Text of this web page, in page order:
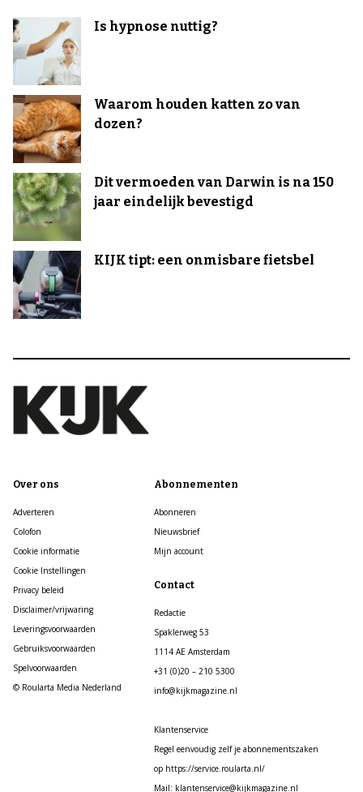
Is hypnose nuttig?
Waarom houden katten zo van
dozen?
Dit vermoeden van Darwin is na 150
jaar eindelijk bevestigd
KIJK tipt: een onmisbare fietsbel
Over ons
Adverteren
Colofon
Cookie informatie
Cookie Instellingen
Privacy beleid
Disclaimer/vrijwaring
Leveringsvoorwaarden
Gebruiksvoorwaarden
Spelvoorwaarden
© Roularta Media Nederland
Abonnementen
Abonneren
Nieuwsbrief
Mijn account
Contact
Redactie
Spaklerweg 53
1114 AE Amsterdam
+31 (0)20 – 210 5300
info@kijkmagazine.nl
Klantenservice
Regel eenvoudig zelf je abonnementszaken
op https://service.roularta.nl/
Mail: klantenservice@kijkmagazine.nl